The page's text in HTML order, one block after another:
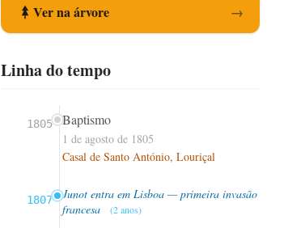
Ver na árvore →
Linha do tempo
1805 Baptismo
1 de agosto de 1805
Casal de Santo António, Louriçal
1807
Junot entra em Lisboa — primeira invasão
francesa
(2 anos)